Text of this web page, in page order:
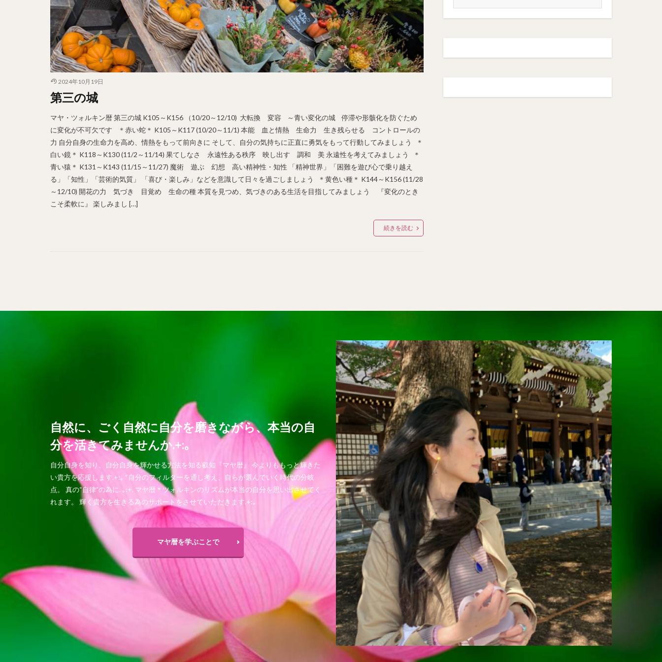
2024年10月19日
第三の城
マヤ・ツォルキン暦 第三の城 K105～K156 （10/20～12/10) 大転換 変容 ～青い変化の城 停滞や形骸化を防ぐため
に変化が不可欠です ＊赤い蛇＊ K105～K117 (10/20～11/1) 本能 血と情熱 生命力 生き残らせる コントロールの
力 自分自身の生命力を高め、情熱をもって前向きに そして、自分の気持ちに正直に勇気をもって行動してみましょう ＊
白い鏡＊ K118～K130 (11/2～11/14) 果てしなさ 永遠性ある秩序 映し出す 調和 美 永遠性を考えてみましょう ＊
青い猿＊ K131～K143 (11/15～11/27) 魔術 遊ぶ 幻想 高い精神性・知性 「精神世界」「困難を遊び心で乗り越え
る」「知性」「芸術的気質」 「喜び・楽しみ」などを意識して日々を過ごしましょう ＊黄色い種＊ K144～K156 (11/28
～12/10) 開花の力 気づき 目覚め 生命の種 本質を見つめ、気づきのある生活を目指してみましょう 『変化のとき
こそ柔軟に』 楽しみまし […]
続きを読む
自然に、ごく自然に自分を磨きながら、本当の自
分を活きてみませんか.+:｡
自分自身を知り、自分自身を輝かせる方法を知る叡知『マヤ暦』 今よりももっと輝きた
い貴方を応援します.+:｡ “自分のフィルターを通し考え、自らが選んでいく時代の分岐
点。 真の“自律”の為に. ｡:+. マヤ暦＊ツォルキンのリズムが本当の自分を思い出させてく
れます。 輝く貴方を生きる為のサポートをさせていただきます.+:｡
マヤ暦を学ぶことで